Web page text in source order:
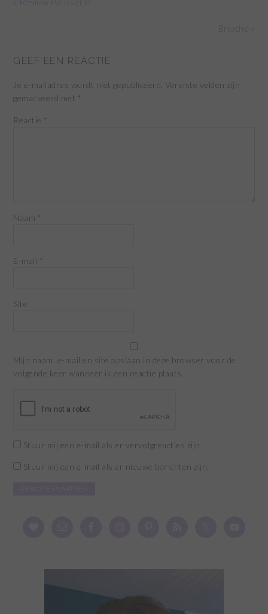
GEEF EEN REACTIE
Je e-mailadres wordt niet gepubliceerd. Vereiste velden zijn
gemarkeerd met *
Reactie *
Naam *
E-mail *
Site
Mijn naam, e-mail en site opslaan in deze browser voor de
volgende keer wanneer ik een reactie plaats.
Stuur mij een e-mail als er vervolgreacties zijn.
Stuur mij een e-mail als er nieuwe berichten zijn.